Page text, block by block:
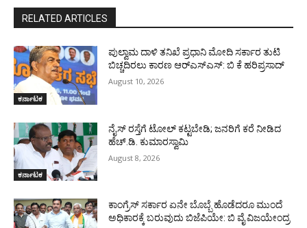
RELATED ARTICLES
ಕರ್ನಾಟಕ
ಪುಲ್ವಾಮ ದಾಳಿ ತನಿಖೆ ಪ್ರಧಾನಿ ಮೋದಿ ಸರ್ಕಾರ ತುಟಿ
ಬಿಚ್ಚದಿರಲು ಕಾರಣ ಆರ್‌ಎಸ್ಎಸ್: ಬಿ ಕೆ ಹರಿಪ್ರಸಾದ್
August 10, 2026
ಕರ್ನಾಟಕ
ನೈಸ್ ರಸ್ತೆಗೆ ಟೋಲ್ ಕಟ್ಟಬೇಡಿ; ಜನರಿಗೆ ಕರೆ ನೀಡಿದ
ಹೆಚ್.ಡಿ. ಕುಮಾರಸ್ವಾಮಿ
August 8, 2026
ಕಾಂಗ್ರೆಸ್ ಸರ್ಕಾರ ಏನೇ ಬೊಬ್ಬೆ ಹೊಡೆದರೂ ಮುಂದೆ
ಅಧಿಕಾರಕ್ಕೆ ಬರುವುದು ಬಿಜೆಪಿಯೇ: ಬಿ ವೈ ವಿಜಯೇಂದ್ರ